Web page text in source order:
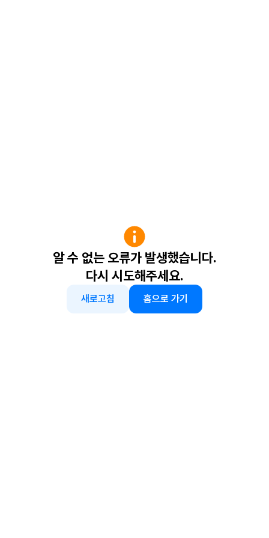
알 수 없는 오류가 발생했습니다.
다시 시도해주세요.
새로고침 홈으로 가기